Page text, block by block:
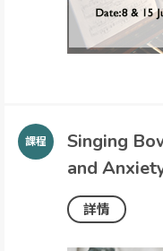
Singing
and
詳情